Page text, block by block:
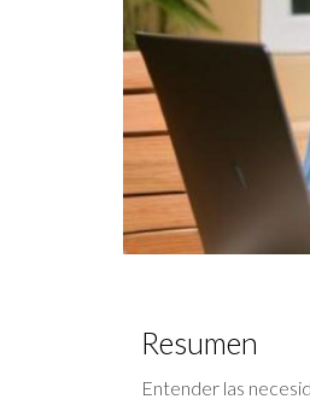
Resumen
Entender las